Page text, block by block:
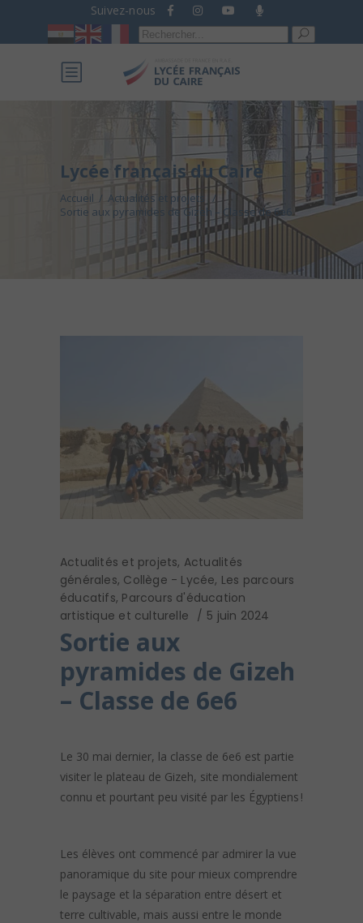
Suivez-nous
Recherche
pour :
Lycée français du Caire
Accueil / Actualités et projets
/
Sortie aux pyramides de Gizeh – Classe de 6e6
Actualités et projets, Actualités
générales, Collège - Lycée, Les parcours
éducatifs, Parcours d'éducation
artistique et culturelle
5 juin 2024
Sortie aux
pyramides de Gizeh
– Classe de 6e6
Le 30 mai dernier, la classe de 6e6 est partie
visiter le plateau de Gizeh, site mondialement
connu et pourtant peu visité par les Égyptiens !
Les élèves ont commencé par admirer la vue
panoramique du site pour mieux comprendre
le paysage et la séparation entre désert et
terre cultivable, mais aussi entre le monde